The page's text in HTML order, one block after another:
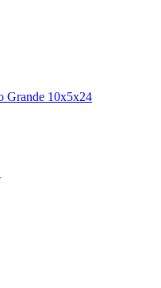
Grande 10x5x24